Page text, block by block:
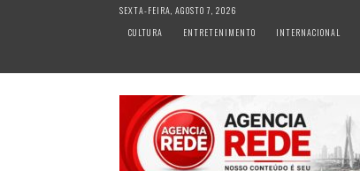
SEXTA-FEIRA, AGOSTO 7, 2026
CULTURA
ENTRETENIMENTO INTERNACIONAL